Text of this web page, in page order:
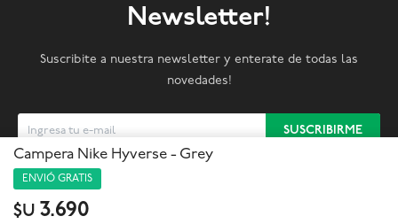
Campera Nike Hyverse - Grey
ENVIÓ GRATIS
$U 3.690
Newsletter!
Suscribite a nuestra newsletter y enterate de todas las
novedades!
SUSCRIBIRME